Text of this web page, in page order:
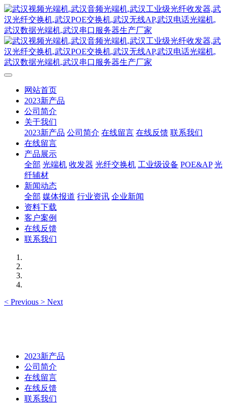
网站首页
2023新产品
公司简介
关于我们
2023新产品 公司简介 在线留言 在线反馈 联系我们
在线留言
产品展示
全部 光端机 收发器 光纤交换机 工业级设备 POE&AP 光
纤辅材
新闻动态
全部 媒体报道 行业资讯 企业新闻
资料下载
客户案例
在线反馈
联系我们
< Previous > Next
2023新产品
公司简介
在线留言
在线反馈
联系我们